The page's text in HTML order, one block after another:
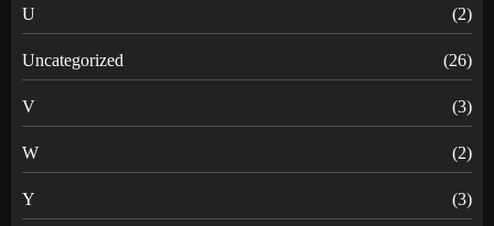
U (2)
Uncategorized (26)
V (3)
W (2)
Y (3)